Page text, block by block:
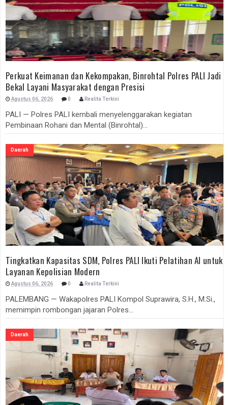
Perkuat Keimanan dan Kekompakan, Binrohtal Polres PALI Jadi
Bekal Layani Masyarakat dengan Presisi
Agustus 06, 2026 0 Realita Terkini
PALI — Polres PALI kembali menyelenggarakan kegiatan
Pembinaan Rohani dan Mental (Binrohtal)...
Daerah
Tingkatkan Kapasitas SDM, Polres PALI Ikuti Pelatihan AI untuk
Layanan Kepolisian Modern
Agustus 06, 2026 0 Realita Terkini
PALEMBANG — Wakapolres PALI Kompol Suprawira, S.H., M.Si.,
memimpin rombongan jajaran Polres...
Daerah